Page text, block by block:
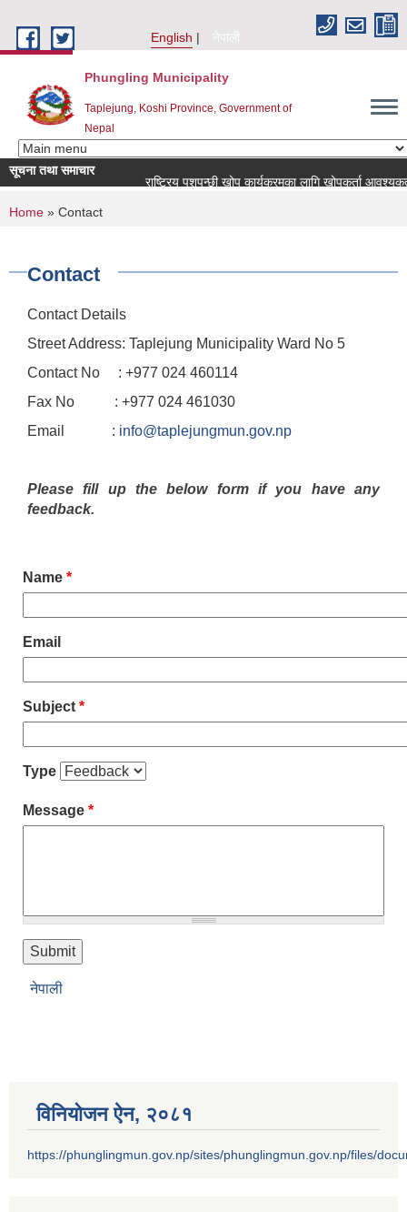
English
नेपाली
Phungling Municipality
Taplejung, Koshi Province, Government of
Nepal
सूचना तथा समाचार
राष्ट्रिय पशुपन्छी खोप कार्यक्रमका लागि खोपकर्ता आवश्यकता
You are here
Home » Contact
Contact
Contact Details
Street Address: Taplejung Municipality Ward No 5
Contact No : +977 024 460114
Fax No : +977 024 461030
Email : info@taplejungmun.gov.np
Please fill up the below form if you have any
feedback.
Name *
Email
Subject *
Type
Message *
नेपाली
विनियोजन ऐन‚ २०८१
https://phunglingmun.gov.np/sites/phunglingmun.gov.np/files/